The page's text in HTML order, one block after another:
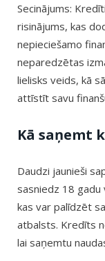
Secinājums:
risinājums, kas
nepieciešamo
neparedzētas
lielisks veids, kā
attīstīt savu
Kā saņemt
Daudzi jaunieši
sasniedz 18 gadu
kas var palīdzēt
atbalsts. Kredīts
lai saņemtu